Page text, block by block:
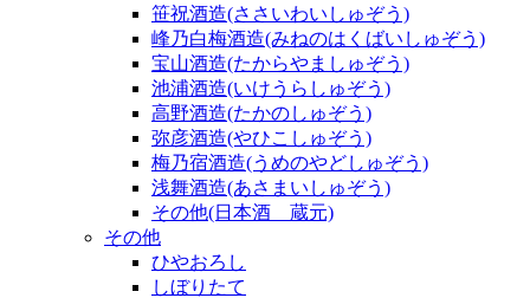
笹祝酒造(ささいわいしゅぞう)
峰乃白梅酒造(みねのはくばいしゅぞう)
宝山酒造(たからやましゅぞう)
池浦酒造(いけうらしゅぞう)
高野酒造(たかのしゅぞう)
弥彦酒造(やひこしゅぞう)
梅乃宿酒造(うめのやどしゅぞう)
浅舞酒造(あさまいしゅぞう)
その他(日本酒 蔵元)
その他
ひやおろし
しぼりたて